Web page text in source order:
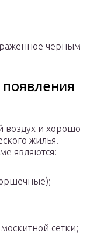
черным
воздух и хорошо
жилья.
являются:
сетки;